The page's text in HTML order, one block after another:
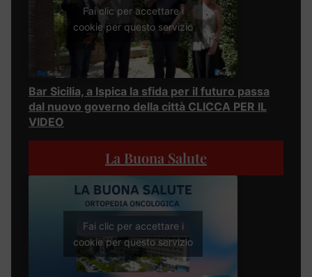
Fai clic per accettare i
cookie per questo servizio
Bar Sicilia, a Ispica la sfida per il futuro passa
dal nuovo governo della città CLICCA PER IL
VIDEO
La Buona Salute
Fai clic per accettare i
cookie per questo servizio